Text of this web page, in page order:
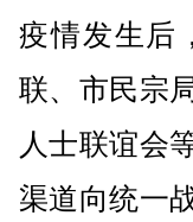
疫情发生后
联、市民宗
人士联谊会
渠道向统一